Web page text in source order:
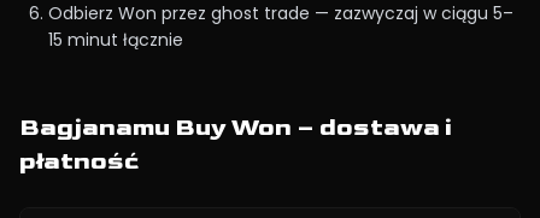
Odbierz Won przez ghost trade — zazwyczaj w ciągu 5–
15 minut łącznie
Bagjanamu Buy Won – dostawa i
płatność